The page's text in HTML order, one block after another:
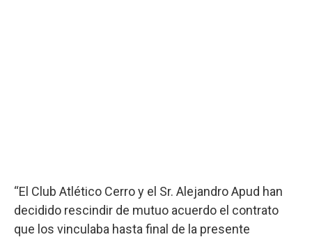
“El Club Atlético Cerro y el Sr. Alejandro Apud han
decidido rescindir de mutuo acuerdo el contrato
que los vinculaba hasta final de la presente